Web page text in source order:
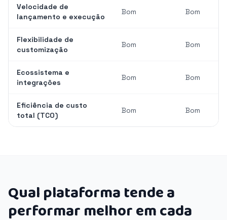
Velocidade de
lançamento e execução
Bom Bom
Flexibilidade de
customização
Bom Bom
Ecossistema e
integrações
Bom Bom
Eficiência de custo
total (TCO)
Bom Bom
Qual plataforma tende a
performar melhor em cada